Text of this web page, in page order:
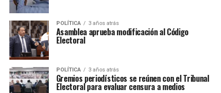
POLÍTICA 3 años atrás
Asamblea aprueba modificación al Código
Electoral
POLÍTICA 3 años atrás
Gremios periodísticos se reúnen con el Tribunal
Electoral para evaluar censura a medios